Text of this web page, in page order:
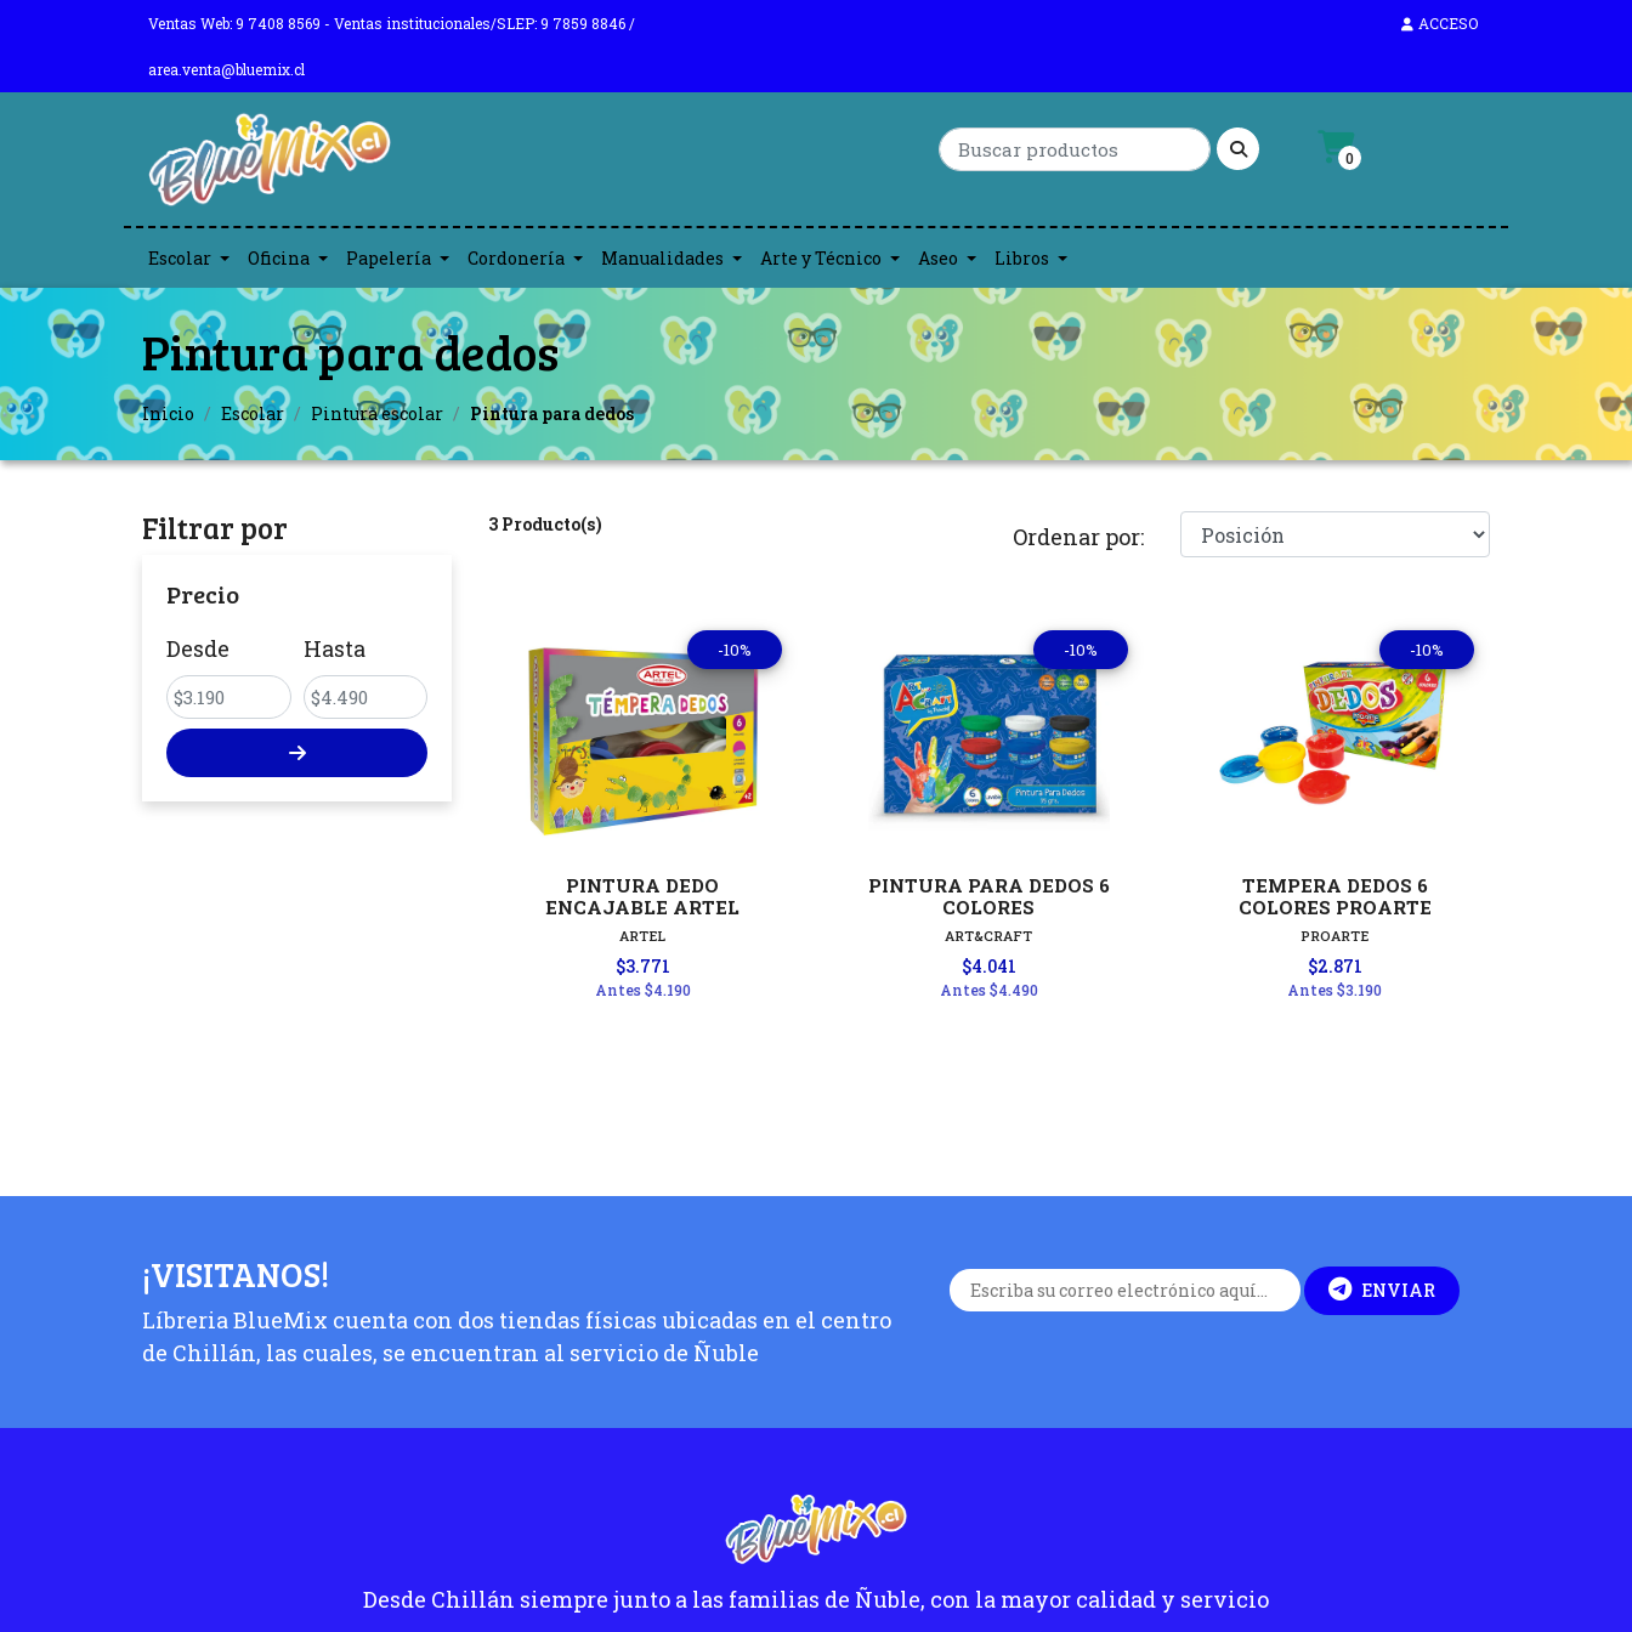
Ventas Web: 9 7408 8569 - Ventas institucionales/SLEP: 9 7859 8846 /
area.venta@bluemix.cl
ACCESO
0
Escolar Oficina Papelería Cordonería Manualidades Arte y Técnico Aseo Libros
Pintura para dedos
Inicio Escolar Pintura escolar Pintura para dedos
Filtrar por
Precio
Desde Hasta
3 Producto(s) Ordenar por:
-10%
PINTURA DEDO
ENCAJABLE ARTEL
ARTEL
Ver detalles
$3.771
Antes$4.190
-10%
PINTURA PARA DEDOS 6
COLORES
ART&CRAFT
Ver detalles
$4.041
Antes$4.490
-10%
TEMPERA DEDOS 6
COLORES PROARTE
PROARTE
$2.871
Antes$3.190
¡VISITANOS!
Líbreria BlueMix cuenta con dos tiendas físicas ubicadas en el centro
de Chillán, las cuales, se encuentran al servicio de Ñuble
ENVIAR
Desde Chillán siempre junto a las familias de Ñuble, con la mayor calidad y servicio